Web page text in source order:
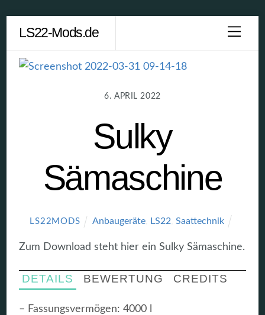
content
LS22-Mods.de
6. APRIL 2022
Sulky
Sämaschine
LS22MODS Anbaugeräte, LS22 Saattechnik
Zum Download steht hier ein Sulky Sämaschine.
DETAILS BEWERTUNG CREDITS
– Fassungsvermögen: 4000 l